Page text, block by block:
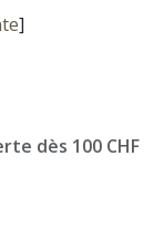
]
dès 100 CHF